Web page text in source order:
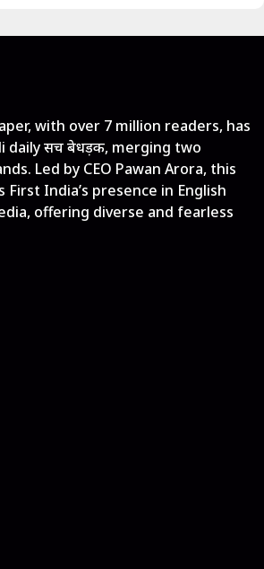
with over 7 million readers, has
daily सच बेधड़क, merging two
Led by CEO Pawan Arora, this
India’s presence in English
offering diverse and fearless